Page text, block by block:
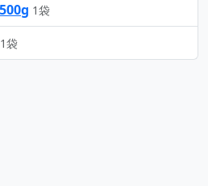
1袋
1袋